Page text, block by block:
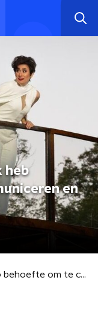
heb
en
Ekaterina Levental: 'Ik heb behoefte om te communiceren en mensen te raken'